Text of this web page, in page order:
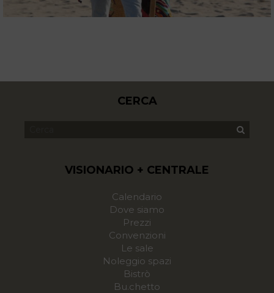
CERCA
VISIONARIO + CENTRALE
Calendario
Dove siamo
Prezzi
Convenzioni
Le sale
Noleggio spazi
Bistrò
Bu.chetto